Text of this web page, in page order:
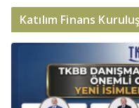
Katılım Finans